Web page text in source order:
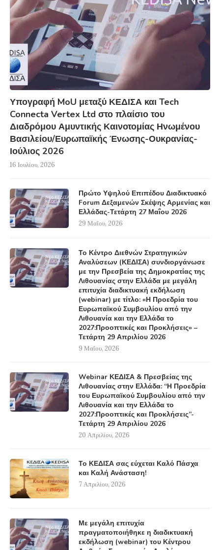
Υπογραφή MoU μεταξύ ΚΕΔΙΣΑ και Tech
Connecta Vertex Ltd στο πλαίσιο του
Διαδρόμου Αμυντικής Καινοτομίας Ηνωμένου
Βασιλείου/Ευρωπαϊκής Ένωσης-Ουκρανίας-
Ιούλιος 2026
16 Ιουλίου, 2026
Πρώτο Υψηλού Επιπέδου Διαδικτυακό
Forum Δεξαμενών Σκέψης Αρμενίας και
Ελλάδας-Τετάρτη 27 Μαΐου 2026
29 Μαΐου, 2026
Το Κέντρο Διεθνών Στρατηγικών
Αναλύσεων (ΚΕΔΙΣΑ) συνδιοργάνωσε
με την Πρεσβεία της Δημοκρατίας της
Λιθουανίας στην Ελλάδα με μεγάλη
επιτυχία διαδικτυακή εκδήλωση
(webinar) με τίτλο: «Η Προεδρία του
Ευρωπαϊκού Συμβουλίου από την
Λιθουανία και την Ελλάδα το
2027:Προοπτικές και Προκλήσεις» –
Τετάρτη 29 Απριλίου 2026
9 Μαΐου, 2026
Webinar ΚΕΔΙΣΑ & Πρεσβείας της
Λιθουανίας στην Ελλάδα: “Η Προεδρία
του Ευρωπαϊκού Συμβουλίου από την
Λιθουανία και την Ελλάδα το
2027:Προοπτικές και Προκλήσεις”-
Τετάρτη 29 Απριλίου 2026
20 Απριλίου, 2026
Το ΚΕΔΙΣΑ σας εύχεται Καλό Πάσχα
και Καλή Ανάσταση!
7 Απριλίου, 2026
Με μεγάλη επιτυχία
πραγματοποιήθηκε η διαδικτυακή
εκδήλωση (webinar) του Κέντρου